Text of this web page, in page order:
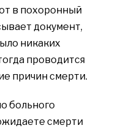
в похоронный
документ,
никаких
проводится
причин смерти.
больного
смерти